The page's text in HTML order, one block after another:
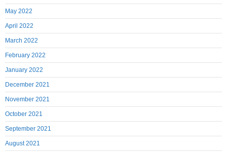
May 2022
April 2022
March 2022
February 2022
January 2022
December 2021
November 2021
October 2021
September 2021
August 2021